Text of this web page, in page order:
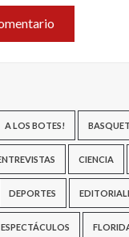
A LOS BOTES!
CIENCIA
DEPORTES
ESPECTÁCULOS